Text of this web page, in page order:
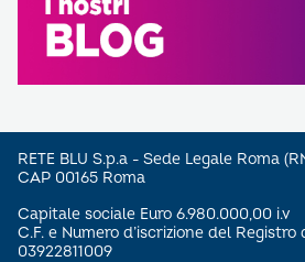
RETE BLU S.p.a - Sede Legale Roma
CAP 00165 Roma
Capitale sociale Euro 6.980.000,00 i.v
C.F. e Numero d’iscrizione del
03922811009